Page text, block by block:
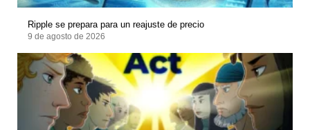
Ripple se prepara para un reajuste de precio
9 de agosto de 2026